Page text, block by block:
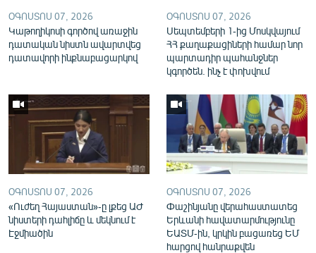
English
Русский
«Ազատության» բոլոր կայքերը
ՕԳՈՍՏՈՍ 07, 2026
Կաթողիկոսի գործով առաջին
դատական նիստն ավարտվեց
դատավորի ինքնաբացարկով
ՕԳՈՍՏՈՍ 07, 2026
Սեպտեմբերի 1-ից Մոսկվայում
ՀՀ քաղաքացիների համար նոր
պարտադիր պահանջներ
կգործեն. ինչ է փոխվում
ՕԳՈՍՏՈՍ 07, 2026
«Ուժեղ Հայաստան»-ը լքեց ԱԺ
նիստերի դահլիճը և մեկնում է
Էջմիածին
ՕԳՈՍՏՈՍ 07, 2026
Փաշինյանը վերահաստատեց
Երևանի հավատարմությունը
ԵԱՏՄ-ին, կրկին բացառեց ԵՄ
հարցով հանրաքվեն